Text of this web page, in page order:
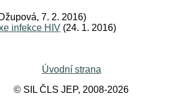
7. 2. 2016)
infekce HIV (24. 1. 2016)
Úvodní strana
© SIL ČLS JEP, 2008-2026